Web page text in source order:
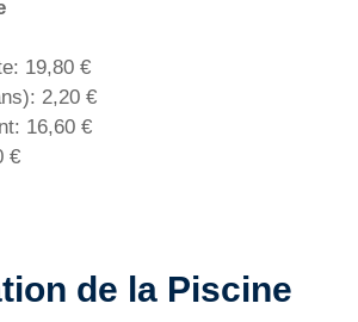
19,80 €
2,20 €
16,60 €
€
de la Piscine